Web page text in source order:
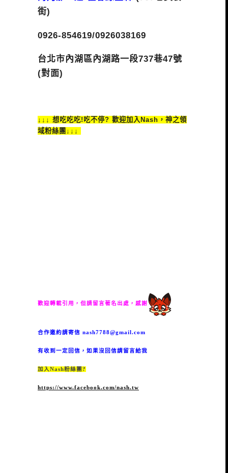
街)
0926-854619/0926038169
台北市內湖區內湖路一段737巷47號
(對面)
↓↓↓ 想吃吃吃!吃不停? 歡迎加入Nash，神之領
域粉絲團↓↓↓
歡迎轉載引用，但請留言著名出處，感謝
合作邀約請寄信 nash7788@gmail.com
有收到一定回信，如果沒回信請留言給我
加入Nash粉絲團?
https://www.facebook.com/nash.tw